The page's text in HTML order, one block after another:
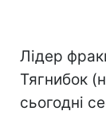
Лідер
Тягнибок
сьогодні